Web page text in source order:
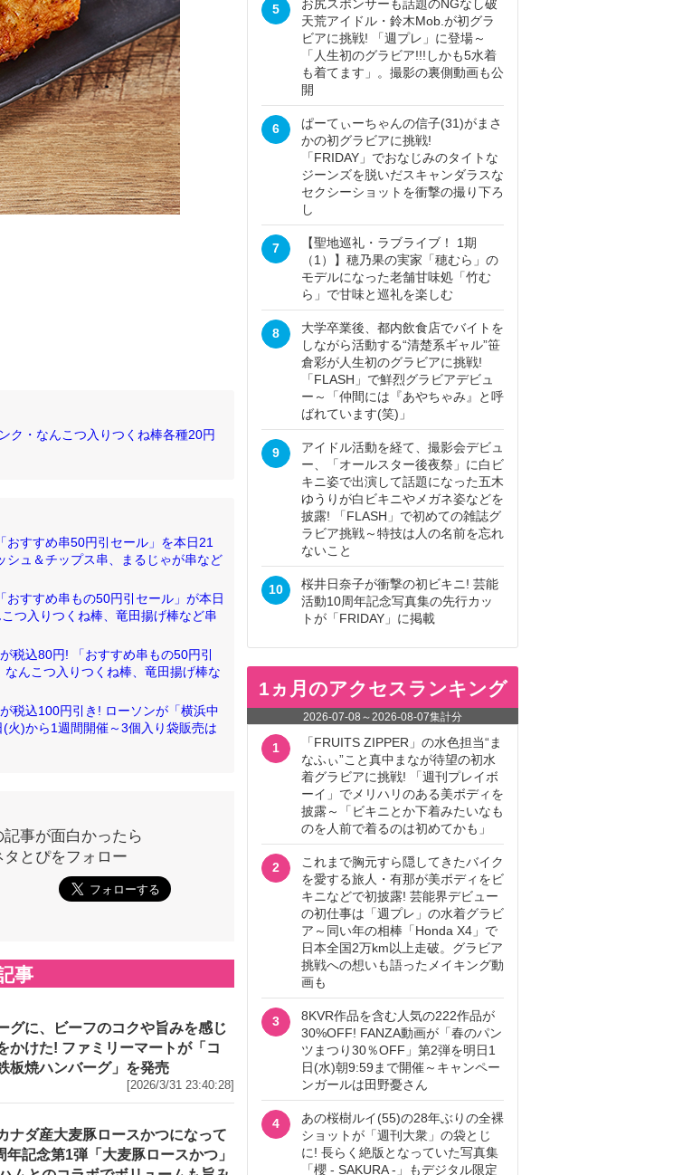
ク・なんこつ入りつくね棒各種20円
おすすめ串50円引セール」を本日21
シュ＆チップス串、まるじゃが串など
おすすめ串もの50円引セール」が本日
つ入りつくね棒、竜田揚げ棒など串
税込80円! 「おすすめ串もの50円引
んこつ入りつくね棒、竜田揚げ棒な
税込100円引き! ローソンが「横浜中
火)から1週間開催～3個入り袋販売は
記事が面白かったら
タとぴをフォロー
事
グに、ビーフのコクや旨みを感じ
かけた! ファミリーマートが「コ
板焼ハンバーグ」を発売
[2026/3/31 23:40:28]
ナダ産大麦豚ロースかつになって
記念第1弾「大麦豚ロースかつ」
5
お尻スポンサーも話題のNGなし破
天荒アイドル・鈴木Mob.が初グラ
ビアに挑戦! 「週プレ」に登場～
「人生初のグラビア!!!しかも5水着
も着てます」。撮影の裏側動画も公
開
6
ぱーてぃーちゃんの信子(31)がまさ
かの初グラビアに挑戦!
「FRIDAY」でおなじみのタイトな
ジーンズを脱いだスキャンダラスな
セクシーショットを衝撃の撮り下ろ
し
7
【聖地巡礼・ラブライブ！ 1期
（1）】穂乃果の実家「穂むら」の
モデルになった老舗甘味処「竹む
ら」で甘味と巡礼を楽しむ
8
大学卒業後、都内飲食店でバイトを
しながら活動する“清楚系ギャル”笹
倉彩が人生初のグラビアに挑戦!
「FLASH」で鮮烈グラビアデビュ
ー～「仲間には『あやちゃみ』と呼
ばれています(笑)」
9
アイドル活動を経て、撮影会デビュ
ー、「オールスター後夜祭」に白ビ
キニ姿で出演して話題になった五木
ゆうりが白ビキニやメガネ姿などを
披露! 「FLASH」で初めての雑誌グ
ラビア挑戦～特技は人の名前を忘れ
ないこと
10
桜井日奈子が衝撃の初ビキニ! 芸能
活動10周年記念写真集の先行カッ
トが「FRIDAY」に掲載
1ヵ月のアクセスランキング
2026-07-08 ～2026-08-07集計分
1
「FRUITS ZIPPER」の水色担当“ま
なふぃ”こと真中まなが待望の初水
着グラビアに挑戦! 「週刊プレイボ
ーイ」でメリハリのある美ボディを
披露～「ビキニとか下着みたいなも
のを人前で着るのは初めてかも」
2
これまで胸元すら隠してきたバイク
を愛する旅人・有那が美ボディをビ
キニなどで初披露! 芸能界デビュー
の初仕事は「週プレ」の水着グラビ
ア～同い年の相棒「Honda X4」で
日本全国2万km以上走破。グラビア
挑戦への想いも語ったメイキング動
画も
3
8KVR作品を含む人気の222作品が
30%OFF! FANZA動画が「春のパン
ツまつり30％OFF」第2弾を明日1
日(水)朝9:59まで開催～キャンペー
ンガールは田野憂さん
4
あの桜樹ルイ(55)の28年ぶりの全裸
ショットが「週刊大衆」の袋とじ
に! 長らく絶版となっていた写真集
「櫻 - SAKURA -」もデジタル限定